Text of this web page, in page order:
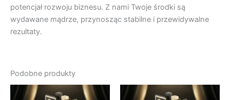
potencjał rozwoju biznesu. Z nami Twoje środki są
wydawane mądrze, przynosząc stabilne i przewidywalne
rezultaty.
Podobne produkty